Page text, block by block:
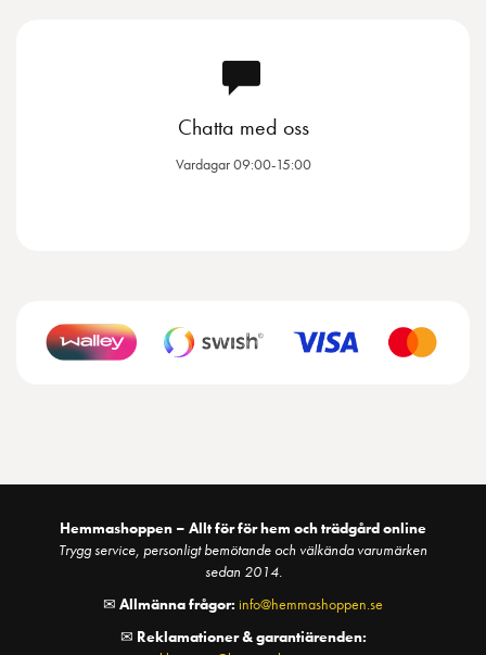
Chatta med oss
Vardagar 09:00-15:00
Hemmashoppen – Allt för för hem och trädgård online
Trygg service, personligt bemötande och välkända varumärken
sedan 2014.
✉ Allmänna frågor: info@hemmashoppen.se
✉ Reklamationer & garantiärenden: